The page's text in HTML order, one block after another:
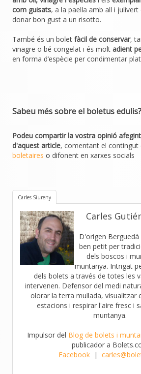
com guisats, a la paella amb all i
donar bon gust a un risotto.
També és un bolet fàcil de conservar,
vinagre o bé congelat i és molt adient
en forma d’espècie per condimentar
Sabeu més sobre el boletus edulis?
Podeu compartir la vostra opinió
d'aquest article, comentant el contingut
boletaires o difonent en xarxes socials
Carles Siureny
Carles
D'origen
ben petit per
dels boscos i
muntanya. Intrigat
dels bolets a través de totes les
intervenen. Defensor del medi
olorar la terra mullada, visualitzar
estacions i respirar l'aire fresc i
muntanya.
Impulsor del Blog de bolets i
publicador a
Facebook|